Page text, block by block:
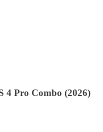
4 Pro Combo (2026)